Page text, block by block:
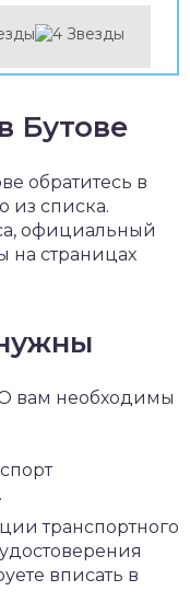
Бутове
обратитесь в
списка.
официальный
на страницах
вам необходимы
транспортного
вписать в